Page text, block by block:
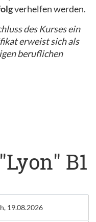
verhelfen werden.
des Kurses ein
erweist sich als
beruflichen
B1
19.08.2026